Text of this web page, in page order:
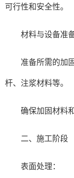
可行性和安全性。
材料与设备准备
准备所需的加固
杆、注浆材料等。
确保加固材料和
二、施工阶段
表面处理：